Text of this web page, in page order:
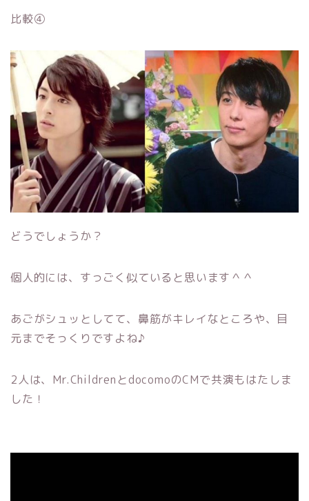
比較④
どうでしょうか？
個人的には、すっごく似ていると思います＾＾
あごがシュッとしてて、鼻筋がキレイなところや、目
元までそっくりですよね♪
2人は、Mr.ChildrenとdocomoのCMで共演もはたしま
した！